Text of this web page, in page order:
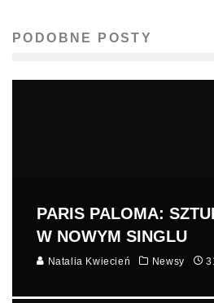
PODOBNE POSTY
PARIS PALOMA:
W NOWYM SINGLU
Natalia Kwiecień Newsy